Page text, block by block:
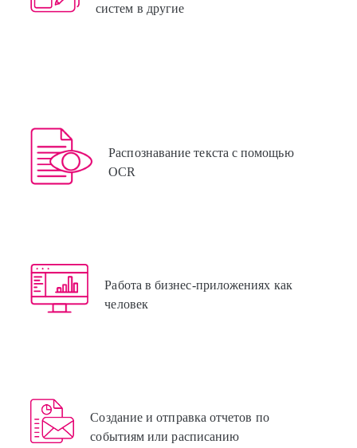
систем в другие
Распознавание текста с помощью
OCR
Работа в бизнес-приложениях как
человек
Создание и отправка отчетов по
событиям или расписанию